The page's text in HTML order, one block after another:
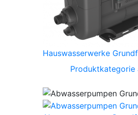
Hauswasserwerke
Produktkategorie